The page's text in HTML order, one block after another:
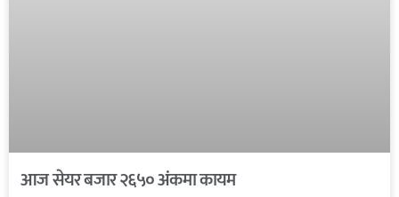
आज सेयर बजार २६५० अंकमा कायम